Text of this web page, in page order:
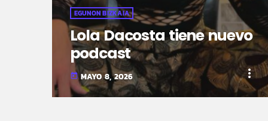
EGUNON BIZKAIA
Lola Dacosta tiene nuevo
podcast
today MAYO 8, 2026 more_vert